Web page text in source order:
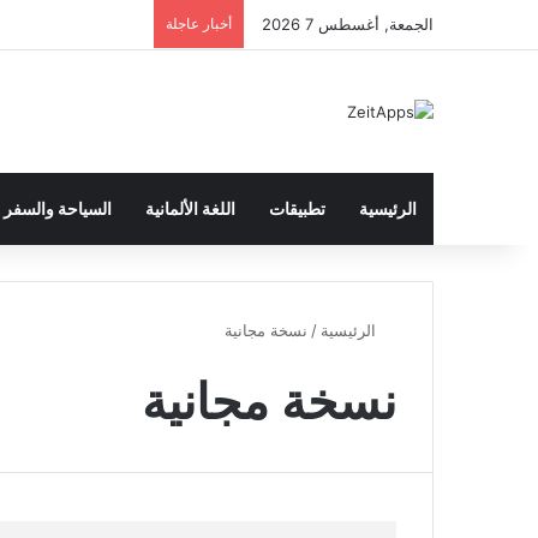
الجمعة, أغسطس 7 2026 أخبار عاجلة
الرئيسية تطبيقات اللغة الألمانية السياحة والسفر
الرئيسية / نسخة مجانية
نسخة مجانية